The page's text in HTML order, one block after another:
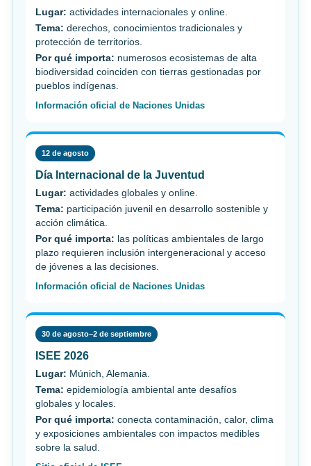
Lugar: actividades internacionales y online.
Tema: derechos, conocimientos tradicionales y
protección de territorios.
Por qué importa: numerosos ecosistemas de alta
biodiversidad coinciden con tierras gestionadas por
pueblos indígenas.
Información oficial de Naciones Unidas
12 de agosto
Día Internacional de la Juventud
Lugar: actividades globales y online.
Tema: participación juvenil en desarrollo sostenible y
acción climática.
Por qué importa: las políticas ambientales de largo
plazo requieren inclusión intergeneracional y acceso
de jóvenes a las decisiones.
Información oficial de Naciones Unidas
30 de agosto–2 de septiembre
ISEE 2026
Lugar: Múnich, Alemania.
Tema: epidemiología ambiental ante desafíos
globales y locales.
Por qué importa: conecta contaminación, calor, clima
y exposiciones ambientales con impactos medibles
sobre la salud.